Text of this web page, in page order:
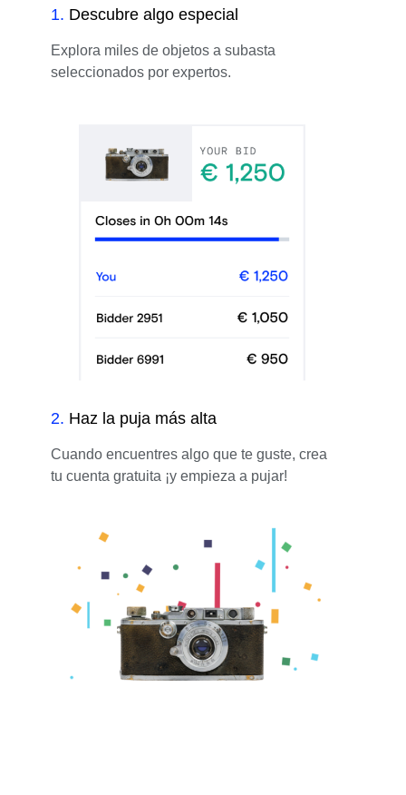
1. Descubre algo especial
Explora miles de objetos a subasta
seleccionados por expertos.
2. Haz la puja más alta
Cuando encuentres algo que te guste, crea
tu cuenta gratuita ¡y empieza a pujar!